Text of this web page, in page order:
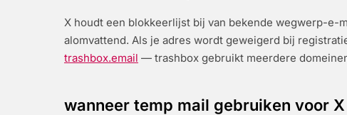
X houdt een blokkeerlijst bij van bekende wegwerp-e-
alomvattend. Als je adres wordt geweigerd bij
trashbox.email — trashbox gebruikt meerdere
wanneer temp mail gebruiken voor